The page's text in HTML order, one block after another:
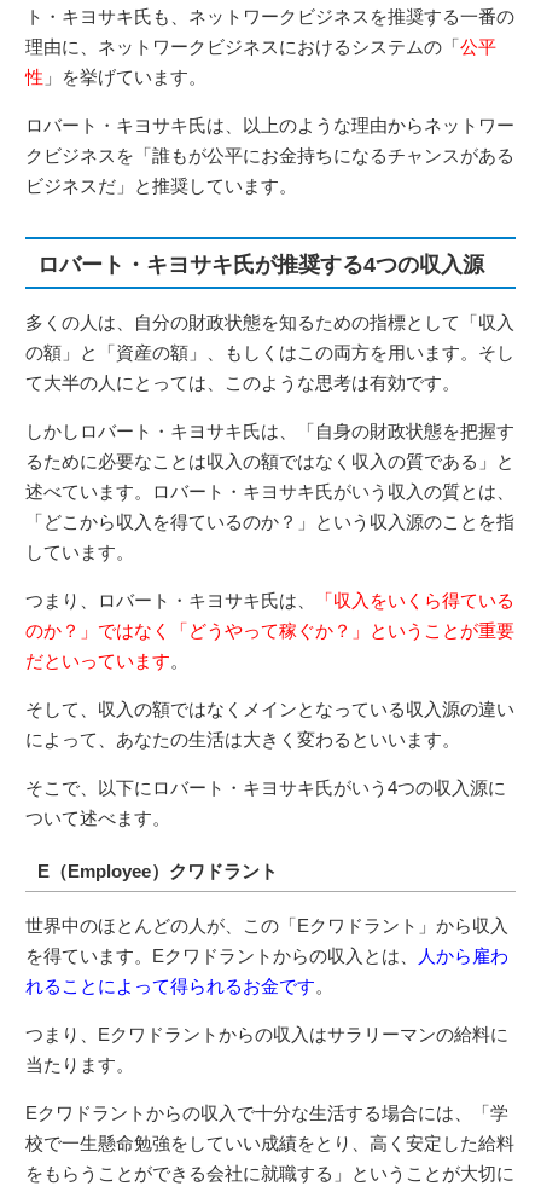
ト・キヨサキ氏も、ネットワークビジネスを推奨する一番の
理由に、ネットワークビジネスにおけるシステムの「公平
性 」を挙げています。
ロバート・キヨサキ氏は、以上のような理由からネットワー
クビジネスを「誰もが公平にお金持ちになるチャンスがある
ビジネスだ」と推奨しています。
ロバート・キヨサキ氏が推奨する4つの収入源
多くの人は、自分の財政状態を知るための指標として「収入
の額」と「資産の額」、もしくはこの両方を用います。そし
て大半の人にとっては、このような思考は有効です。
しかしロバート・キヨサキ氏は、「自身の財政状態を把握す
るために必要なことは収入の額ではなく収入の質である」と
述べています。ロバート・キヨサキ氏がいう収入の質とは、
「どこから収入を得ているのか？」という収入源のことを指
しています。
つまり、ロバート・キヨサキ氏は、
「収入をいくら得ている
のか？」ではなく「どうやって稼ぐか？」ということが重要
だといっています。
そして、収入の額ではなくメインとなっている収入源の違い
によって、あなたの生活は大きく変わるといいます。
そこで、以下にロバート・キヨサキ氏がいう4つの収入源に
ついて述べます。
E（Employee）クワドラント
世界中のほとんどの人が、この「Eクワドラント」から収入
を得ています。Eクワドラントからの収入とは、
人から雇わ
れることによって得られるお金です。
つまり、Eクワドラントからの収入はサラリーマンの給料に
当たります。
Eクワドラントからの収入で十分な生活する場合には、「学
校で一生懸命勉強をしていい成績をとり、高く安定した給料
をもらうことができる会社に就職する」ということが大切に